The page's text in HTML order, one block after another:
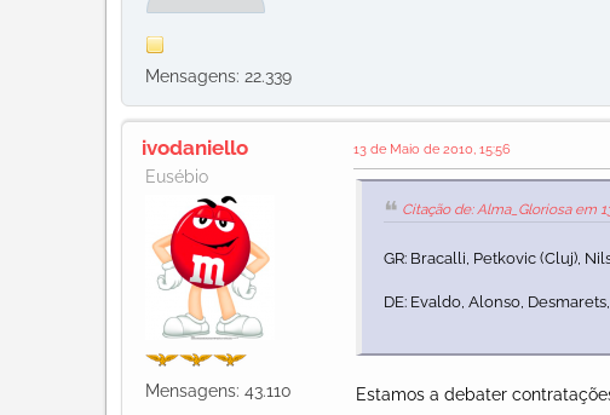
Mensagens: 22.339
ivodaniello
Eusébio
Mensagens: 43.110
13 de Maio de 2010, 15:56
Citação de: Alma_Gloriosa em
GR: Bracalli, Petkovic (Cluj),
DE: Evaldo, Alonso,
Estamos a debater